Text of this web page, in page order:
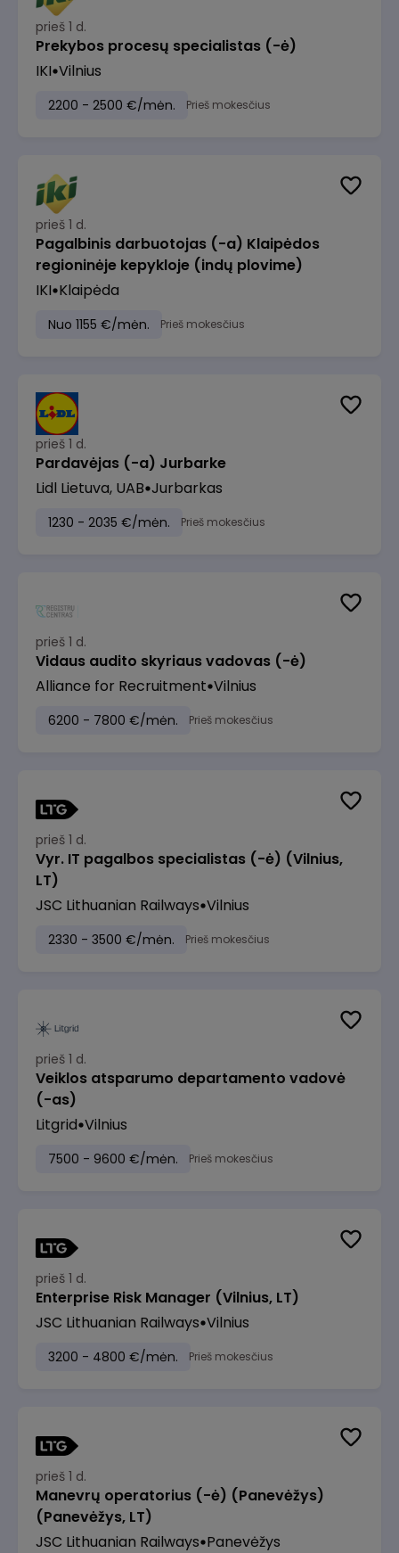
prieš 1 d.
Prekybos procesų specialistas (-ė)
IKI Vilnius
2200 - 2500 €/mėn. Prieš mokesčius
prieš 1 d.
Pagalbinis darbuotojas (-a) Klaipėdos
regioninėje kepykloje (indų plovime)
IKI Klaipėda
Nuo 1155 €/mėn. Prieš mokesčius
prieš 1 d.
Pardavėjas (-a) Jurbarke
Lidl Lietuva, UAB Jurbarkas
1230 - 2035 €/mėn. Prieš mokesčius
prieš 1 d.
Vidaus audito skyriaus vadovas (-ė)
Alliance for Recruitment Vilnius
6200 - 7800 €/mėn. Prieš mokesčius
prieš 1 d.
Vyr. IT pagalbos specialistas (-ė) (Vilnius,
LT)
JSC Lithuanian Railways Vilnius
2330 - 3500 €/mėn. Prieš mokesčius
prieš 1 d.
Veiklos atsparumo departamento vadovė
(-as)
Litgrid Vilnius
7500 - 9600 €/mėn. Prieš mokesčius
prieš 1 d.
Enterprise Risk Manager (Vilnius, LT)
JSC Lithuanian Railways Vilnius
3200 - 4800 €/mėn. Prieš mokesčius
prieš 1 d.
Manevrų operatorius (-ė) (Panevėžys)
(Panevėžys, LT)
JSC Lithuanian Railways Panevėžys